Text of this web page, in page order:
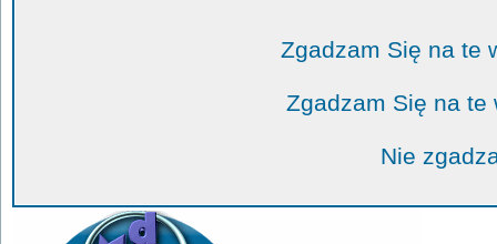
Zgadzam Się na te
Zgadzam Się na
Nie